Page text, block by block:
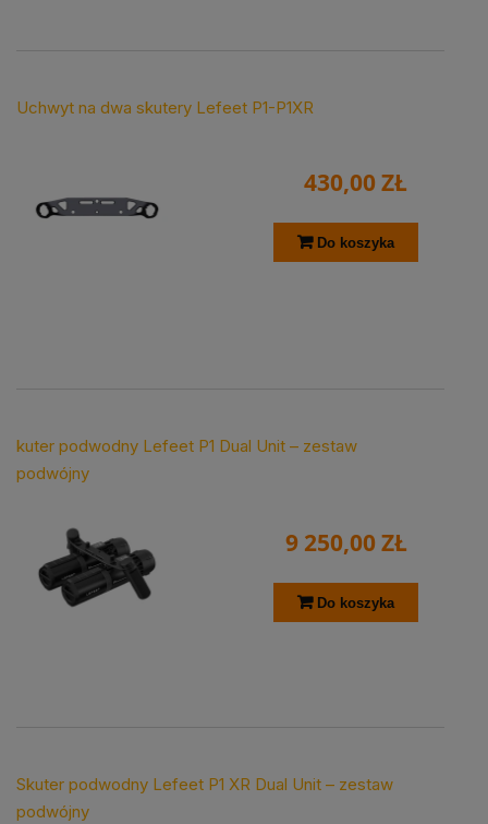
Uchwyt na dwa skutery Lefeet P1-P1XR
430,00 ZŁ
Do koszyka
kuter podwodny Lefeet P1 Dual Unit – zestaw
podwójny
9 250,00 ZŁ
Do koszyka
Skuter podwodny Lefeet P1 XR Dual Unit – zestaw
podwójny